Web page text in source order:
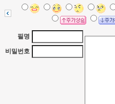
필명
비밀번호